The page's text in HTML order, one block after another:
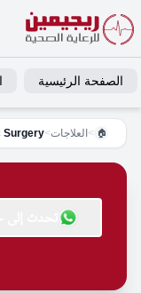
الصفحة الرئيسية
🏠
> العلاجات>
Surgery